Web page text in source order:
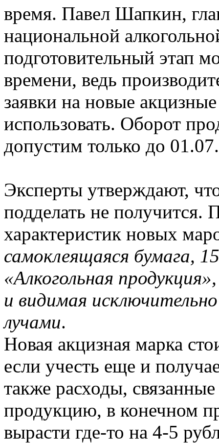
время. Павел Шапкин,
национальной
подготовительный этап
времени, ведь
заявки на новые
использовать. Оборот
допустим только до
Эксперты утверждают,
подделать не получится.
характеристик новых
самоклеящаяся бумага,
«Алкогольная
и видимая
лучами.
Новая акцизная марка
если учесть еще и
также расходы,
продукцию, в конечном
вырасти где-то на 4-5